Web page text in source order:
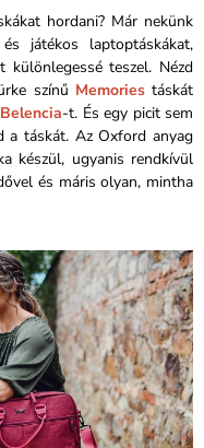
hordani? Már nekünk
játékos laptoptáskákat,
különlegessé teszel. Nézd
színű Memoriestáskát
Belencia-t. És egy picit sem
a táskát. Az Oxford anyag
készül, ugyanis rendkívül
és máris olyan, mintha